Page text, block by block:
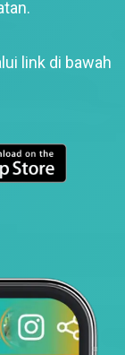
link di bawah